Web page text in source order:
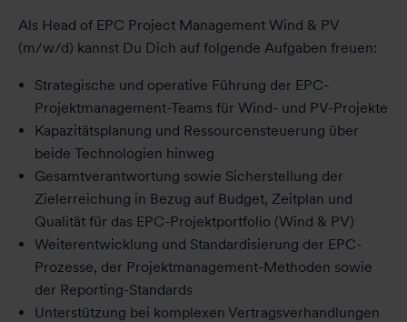
Als Head of EPC Project Management Wind & PV
(m/w/d) kannst Du Dich auf folgende Aufgaben freuen:
Strategische und operative Führung der EPC-
Projektmanagement-Teams für Wind- und PV-Projekte
Kapazitätsplanung und Ressourcensteuerung über
beide Technologien hinweg
Gesamtverantwortung sowie Sicherstellung der
Zielerreichung in Bezug auf Budget, Zeitplan und
Qualität für das EPC-Projektportfolio (Wind & PV)
Weiterentwicklung und Standardisierung der EPC-
Prozesse, der Projektmanagement-Methoden sowie
der Reporting-Standards
Unterstützung bei komplexen Vertragsverhandlungen